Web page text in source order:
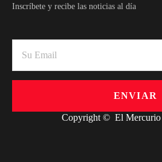
Inscríbete y recibe las noticias al día
ENVIAR
Copyright © El Mercurio